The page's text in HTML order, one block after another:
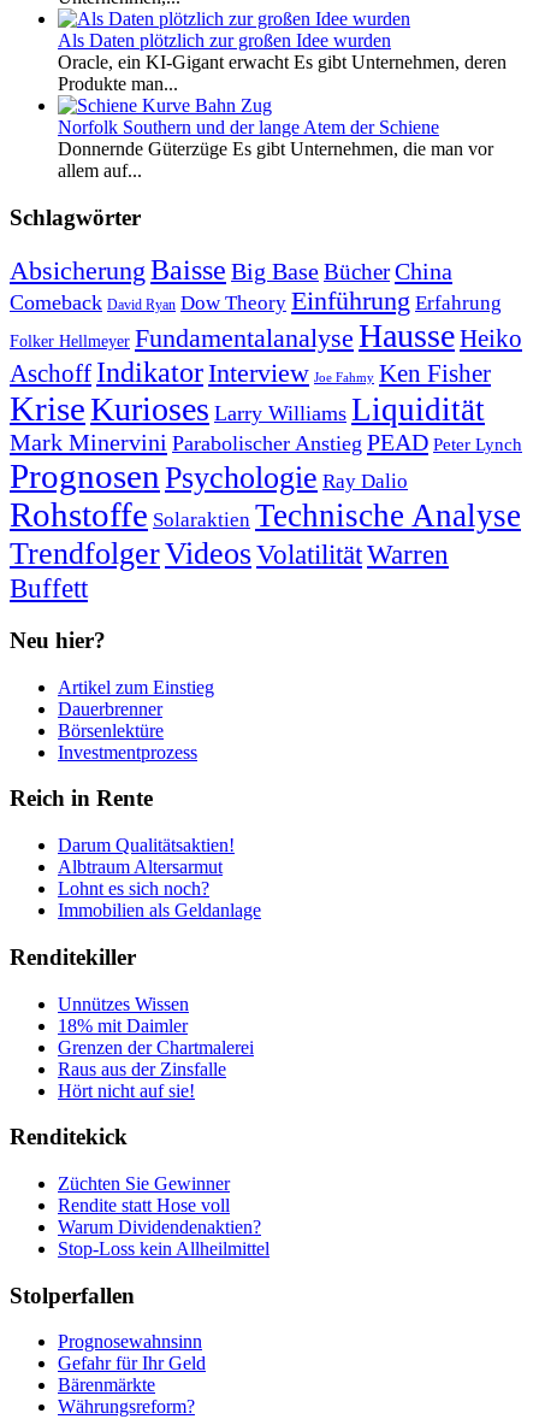
Als Daten plötzlich zur großen Idee wurden
Oracle, ein KI-Gigant erwacht Es gibt Unternehmen, deren
Produkte man...
Norfolk Southern und der lange Atem der Schiene
Donnernde Güterzüge Es gibt Unternehmen, die man vor
allem auf...
Schlagwörter
Absicherung Baisse Big BaseBücherChina
Comeback David Ryan Dow Theory Einführung Erfahrung
Folker Hellmeyer Fundamentalanalyse HausseHeiko
Aschoff IndikatorInterview Joe Fahmy Ken Fisher
KriseKurioses Larry Williams Liquidität
Mark Minervini Parabolischer Anstieg PEAD Peter Lynch
Prognosen Psychologie Ray Dalio
Rohstoffe Solaraktien Technische Analyse
TrendfolgerVideosVolatilitätWarren
Buffett
Neu hier?
Artikel zum Einstieg
Dauerbrenner
Börsenlektüre
Investmentprozess
Reich in Rente
Darum Qualitätsaktien!
Albtraum Altersarmut
Lohnt es sich noch?
Immobilien als Geldanlage
Renditekiller
Unnützes Wissen
18% mit Daimler
Grenzen der Chartmalerei
Raus aus der Zinsfalle
Hört nicht auf sie!
Renditekick
Züchten Sie Gewinner
Rendite statt Hose voll
Warum Dividendenaktien?
Stop-Loss kein Allheilmittel
Stolperfallen
Prognosewahnsinn
Gefahr für Ihr Geld
Bärenmärkte
Währungsreform?